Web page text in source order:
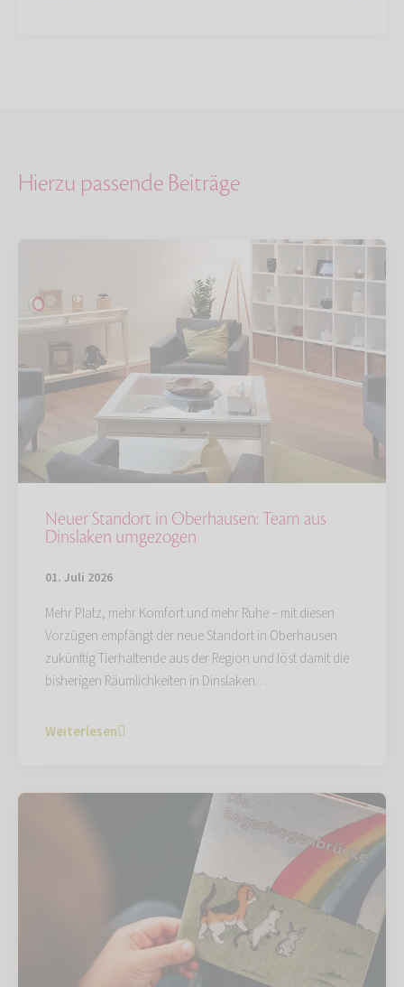
Hierzu passende Beiträge
Neuer Standort in Oberhausen: Team aus
Dinslaken umgezogen
01. Juli 2026
Mehr Platz, mehr Komfort und mehr Ruhe – mit diesen
Vorzügen empfängt der neue Standort in Oberhausen
zukünftig Tierhaltende aus der Region und löst damit die
bisherigen Räumlichkeiten in Dinslaken…
Weiterlesen